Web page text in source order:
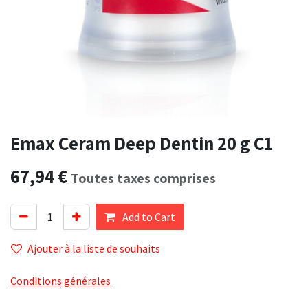
Emax Ceram Deep Dentin 20 g C1
67,94€ Toutes taxes comprises
Add to Cart
Ajouter à la liste de souhaits
Conditions générales